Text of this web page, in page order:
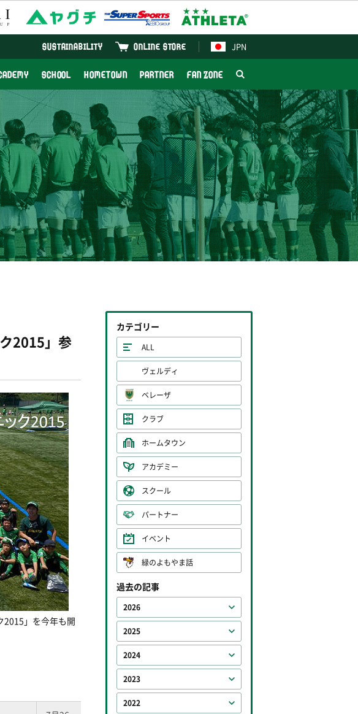
JPN
ONLINE STORE
SUSTAINABILITY
SCHOOL HOMETOWN PARTNER FAN ZONE
2015」参
2015」を今年も開
カテゴリー
ALL
ヴェルディ
ベレーザ
クラブ
ホームタウン
アカデミー
スクール
パートナー
イベント
緑のよもやま話
過去の記事
2026
2025
2024
2023
2022